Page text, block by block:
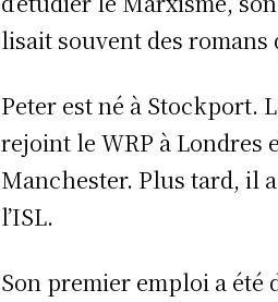
lisait souvent des
Peter est né à Stockport.
rejoint le WRP à Londres
Manchester. Plus tard, il
l’ISL.
Son premier emploi a